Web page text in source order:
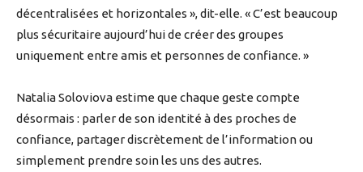
décentralisées et horizontales », dit-elle. « C’est beaucoup
plus sécuritaire aujourd’hui de créer des groupes
uniquement entre amis et personnes de confiance. »
Natalia Soloviova estime que chaque geste compte
désormais : parler de son identité à des proches de
confiance, partager discrètement de l’information ou
simplement prendre soin les uns des autres.